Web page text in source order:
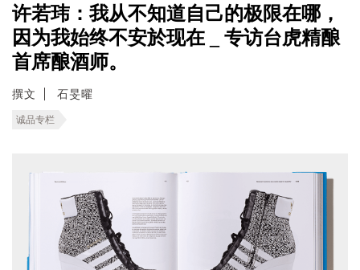
许若玮：我从不知道自己的极限在哪，
因为我始终不安於现在 _ 专访台虎精酿
首席酿酒师。
撰文 石旻曜
诚品专栏